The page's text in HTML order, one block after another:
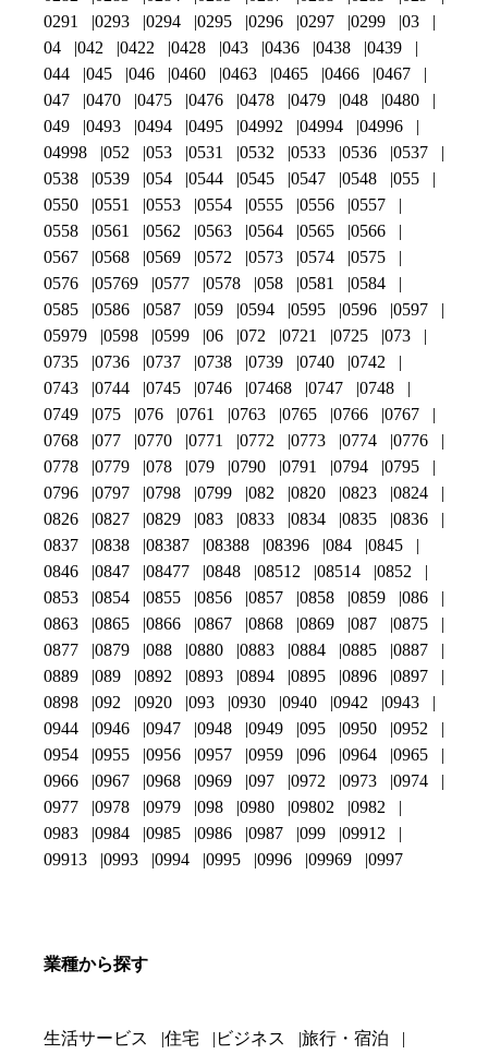
0291
0293 0294 0295 0296 0297 0299
03
04
042 0422 0428 043 0436 0438
0439
044
045 046 0460 0463 0465 0466
0467
047
0470 0475 0476 0478 0479 048
0480
049
0493 0494 0495 04992 04994
04996
04998
052 053 0531 0532 0533 0536
0537
0538
0539 054 0544 0545 0547 0548
055
0550
0551 0553 0554 0555 0556
0557
0558
0561 0562 0563 0564 0565
0566
0567
0568 0569 0572 0573 0574
0575
0576
05769 0577 0578 058 0581
0584
0585
0586 0587 059 0594 0595 0596
0597
05979
0598 0599 06 072 0721 0725
073
0735
0736 0737 0738 0739 0740
0742
0743
0744 0745 0746 07468 0747
0748
0749
075 076 0761 0763 0765 0766
0767
0768
077 0770 0771 0772 0773 0774
0776
0778
0779 078 079 0790 0791 0794
0795
0796
0797 0798 0799 082 0820 0823
0824
0826
0827 0829 083 0833 0834 0835
0836
0837
0838 08387 08388 08396 084
0845
0846
0847 08477 0848 08512 08514
0852
0853
0854 0855 0856 0857 0858 0859
086
0863
0865 0866 0867 0868 0869 087
0875
0877
0879 088 0880 0883 0884 0885
0887
0889
089 0892 0893 0894 0895 0896
0897
0898
092 0920 093 0930 0940 0942
0943
0944
0946 0947 0948 0949 095 0950
0952
0954
0955 0956 0957 0959 096 0964
0965
0966
0967 0968 0969 097 0972 0973
0974
0977
0978 0979 098 0980 09802
0982
0983
0984 0985 0986 0987 099
09912
09913
0993 0994 0995 0996 09969 0997
業種から探す
生活サービス 住宅 ビジネス
旅行・宿泊